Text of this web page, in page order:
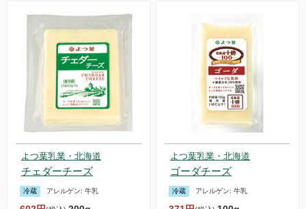
よつ葉乳業・北海道
チェダーチーズ
冷蔵 アレルゲン: 牛乳
よつ葉乳業・北海道
ゴーダチーズ
冷蔵 アレルゲン:牛乳